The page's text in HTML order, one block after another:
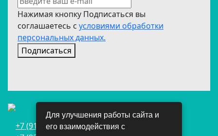
Нажимая кнопку Подписаться вы
соглашаетесь с условиями обработки
персональных данных.
Подписаться
+7 (911) 698-05-70
Для улучшения работы сайта и
его взаимодействия с